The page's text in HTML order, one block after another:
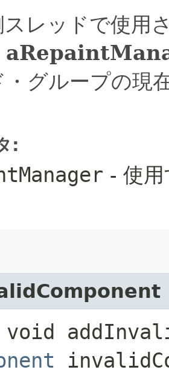
スレッドで使
・グループの
:
- 使